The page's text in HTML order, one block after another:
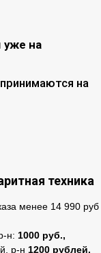
уже на
на
техника
менее 14 990 руб
н: 1000 руб.,
р-н 1200 рублей.